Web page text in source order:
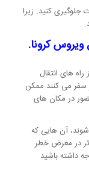
کنید. زیرا
ویروس کرونا.
های انتقال
سفر می کنند ممکن
در مکان های
آن هایی که
تر در معرض خطر
داشته باشید